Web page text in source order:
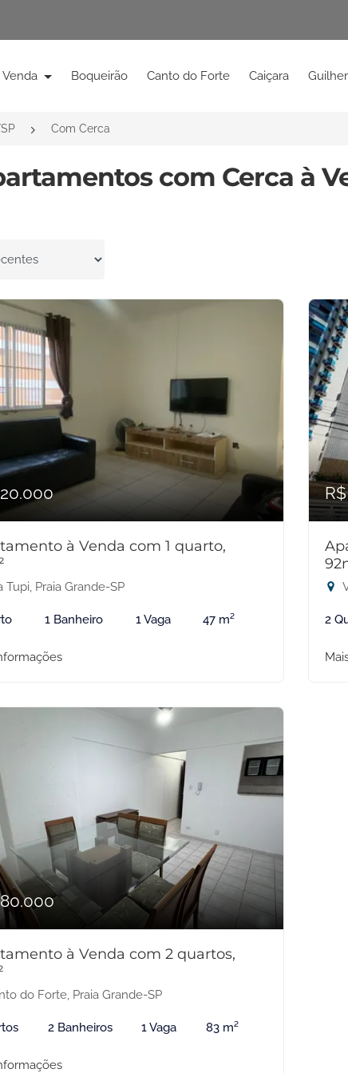
Boqueirão Canto do Forte Caiçara
Com Cerca
com Cerca à
à Venda com 1 quarto,
Tupi, Praia Grande-SP
1 Banheiro 1 Vaga 47 m² 2
à Venda com 2 quartos,
do Forte, Praia Grande-SP
2 Banheiros 1 Vaga 83 m²